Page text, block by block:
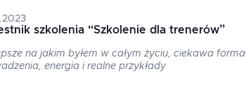
szkolenia “Szkolenie dla trenerów”
na jakim byłem w całym życiu, ciekawa forma
energia i realne przykłady